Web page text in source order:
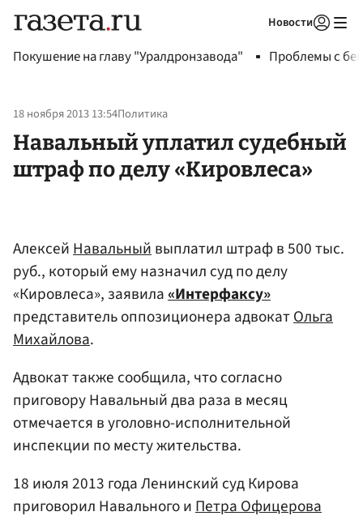
Новости
Покушение на главу "Уралдронзавода" Проблемы с
18 ноября 2013 13:54Политика
Навальный уплатил судебный
штраф по делу «Кировлеса»
АлексейНавальныйвыплатил штраф в 500 тыс.
руб., который ему назначил суд по делу
«Кировлеса», заявила«Интерфаксу»
представитель оппозиционера адвокатОльга
Михайлова.
Адвокат также сообщила, что согласно
приговору Навальный два раза в месяц
отмечается в уголовно-исполнительной
инспекции по месту жительства.
18 июля 2013 года Ленинский суд Кирова
приговорил Навального иПетра Офицерова